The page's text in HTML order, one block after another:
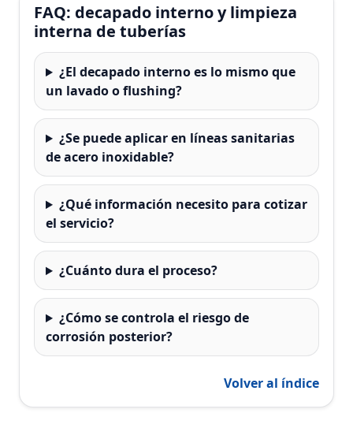
FAQ: decapado interno y limpieza
interna de tuberías
¿El decapado interno es lo mismo que
un lavado o flushing?
¿Se puede aplicar en líneas sanitarias
de acero inoxidable?
¿Qué información necesito para cotizar
el servicio?
¿Cuánto dura el proceso?
¿Cómo se controla el riesgo de
corrosión posterior?
Volver al índice